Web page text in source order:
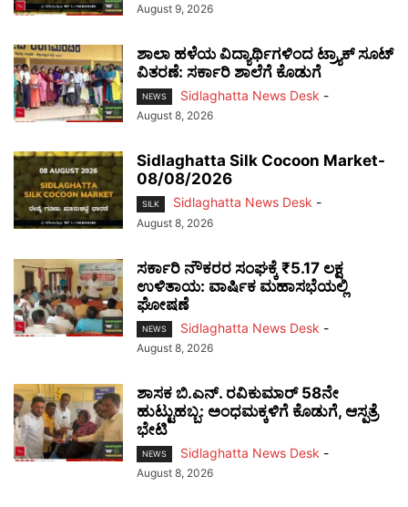
August 9, 2026
ಶಾಲಾ ಹಳೆಯ ವಿದ್ಯಾರ್ಥಿಗಳಿಂದ ಟ್ರ್ಯಾಕ್‌ ಸೂಟ್
ವಿತರಣೆ: ಸರ್ಕಾರಿ ಶಾಲೆಗೆ ಕೊಡುಗೆ
NEWS Sidlaghatta News Desk -
August 8, 2026
Sidlaghatta Silk Cocoon Market-
08/08/2026
SILK Sidlaghatta News Desk -
August 8, 2026
ಸರ್ಕಾರಿ ನೌಕರರ ಸಂಘಕ್ಕೆ ₹5.17 ಲಕ್ಷ
ಉಳಿತಾಯ: ವಾರ್ಷಿಕ ಮಹಾಸಭೆಯಲ್ಲಿ
ಘೋಷಣೆ
NEWS Sidlaghatta News Desk -
August 8, 2026
ಶಾಸಕ ಬಿ.ಎನ್. ರವಿಕುಮಾರ್ 58ನೇ
ಹುಟ್ಟುಹಬ್ಬ: ಅಂಧಮಕ್ಕಳಿಗೆ ಕೊಡುಗೆ, ಆಸ್ಪತ್ರೆ
ಭೇಟಿ
NEWS Sidlaghatta News Desk -
August 8, 2026